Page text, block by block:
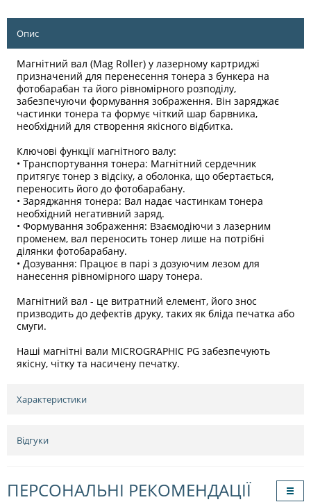
Опис
Магнітний вал (Mag Roller) у лазерному картриджі
призначений для перенесення тонера з бункера на
фотобарабан та його рівномірного розподілу,
забезпечуючи формування зображення. Він заряджає
частинки тонера та формує чіткий шар барвника,
необхідний для створення якісного відбитка.
Ключові функції магнітного валу:
• Транспортування тонера: Магнітний сердечник
притягує тонер з відсіку, а оболонка, що обертається,
переносить його до фотобарабану.
• Заряджання тонера: Вал надає частинкам тонера
необхідний негативний заряд.
• Формування зображення: Взаємодіючи з лазерним
променем, вал переносить тонер лише на потрібні
ділянки фотобарабану.
• Дозування: Працює в парі з дозуючим лезом для
нанесення рівномірного шару тонера.
Магнітний вал - це витратний елемент, його знос
призводить до дефектів друку, таких як бліда печатка або
смуги.
Наші магнітні вали MICROGRAPHIC PG забезпечують
якісну, чітку та насичену печатку.
Характеристики
Відгуки
ПЕРСОНАЛЬНІ РЕКОМЕНДАЦІЇ